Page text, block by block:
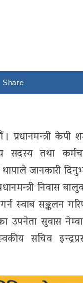
Share
प्रधानमन्त्री
सदस्य तथा
जानकारी
निवास
स्वाब सङ्कलन
सुवास
सचिव